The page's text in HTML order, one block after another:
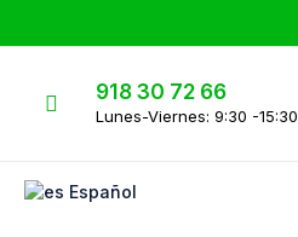
918 30 72 66
Lunes-Viernes: 9:30 -15:30
Español